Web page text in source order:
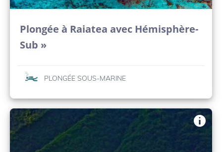
Plongée à Raiatea avec Hémisphère-
Sub »
PLONGÉE SOUS-MARINE